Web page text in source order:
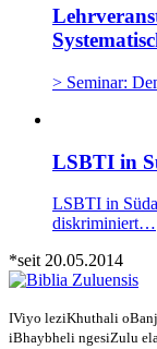
> Seminar:
LSBTI in
LSBTI in
diskriminiert…
*seit 20.05.2014
IViyo leziKhuthali
iBhaybheli ngesiZulu